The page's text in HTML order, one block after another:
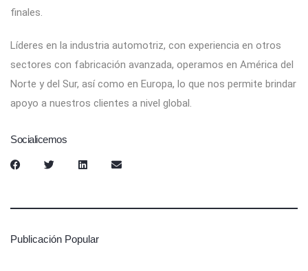
finales.
Líderes en la industria automotriz, con experiencia en otros
sectores con fabricación avanzada, operamos en América del
Norte y del Sur, así como en Europa, lo que nos permite brindar
apoyo a nuestros clientes a nivel global.
Socialicemos
Publicación Popular